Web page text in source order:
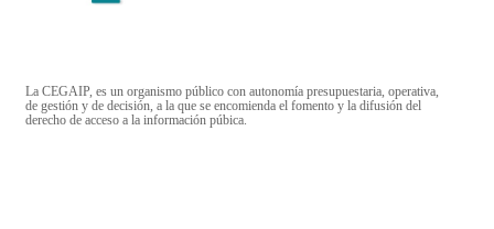
La CEGAIP, es un organismo público con autonomía presupuestaria, operativa,
de gestión y de decisión, a la que se encomienda el fomento y la difusión del
derecho de acceso a la información púbica.